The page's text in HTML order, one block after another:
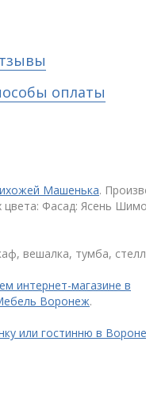
оплаты
Машенька.
цвета: Фасад: Ясень Шимо
вешалка, тумба,
интернет-магазине в
Воронеж.
или гостинню в